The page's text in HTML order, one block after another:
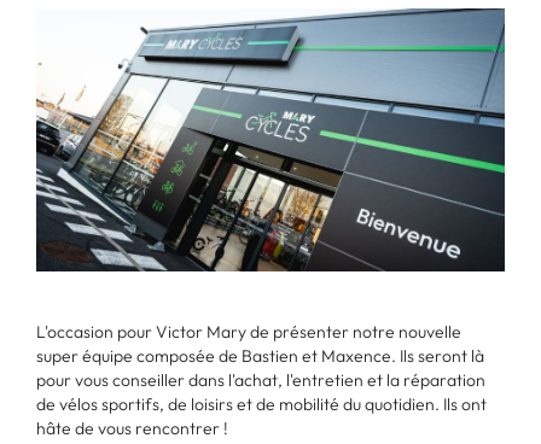
L'occasion pour Victor Mary de présenter notre nouvelle
super équipe composée de Bastien et Maxence. Ils seront là
pour vous conseiller dans l'achat, l'entretien et la réparation
de vélos sportifs, de loisirs et de mobilité du quotidien. Ils ont
hâte de vous rencontrer !